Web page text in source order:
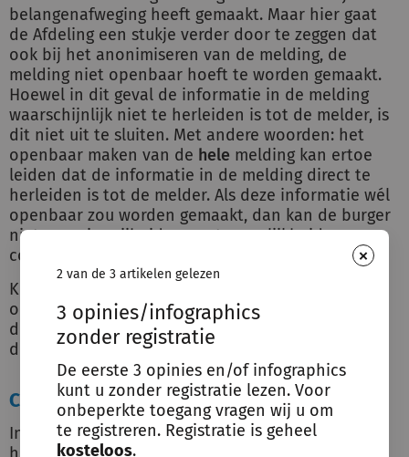
×
2 van de 3 artikelen gelezen
3 opinies/infographics
zonder registratie
De eerste 3 opinies en/of infographics
kunt u zonder registratie lezen. Voor
onbeperkte toegang vragen wij u om
te registreren. Registratie is geheel
kosteloos.
belangenafweging heeft gemaakt. Maar hier gaat
de Afdeling een stukje verder door te zeggen dat
ook bij het anonimiseren van de melding, de
melding niet openbaar hoeft te worden gemaakt.
Hoewel in dit geval de informatie in de melding
waarschijnlijk niet te herleiden is tot de melder, is
dit niet uit te sluiten. Met andere woorden: het
openbaar maken van de hele melding kan ertoe
leiden dat de informatie in de melding direct te
herleiden is tot de melder. Als deze informatie wél
openbaar zou worden gemaakt, dan kan de burger
niet meer in vrijheid en vertrouwelijkheid
communiceren met de overheid.
Kortom: het is dus niet verplicht de hele melding
openbaar te maken. Óok bij het anonimiseren van
de melding kan de informatie te herleiden zijn tot
de melder.
Conclusie
In verschillende Woo-verzoeken is te zien dat het